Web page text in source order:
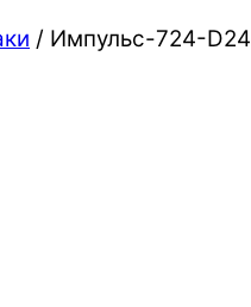
/ Импульс-724-